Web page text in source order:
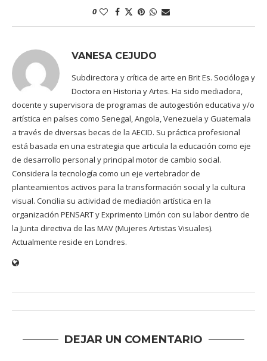
0
VANESA CEJUDO
Subdirectora y crítica de arte en Brit Es. Socióloga y
Doctora en Historia y Artes. Ha sido mediadora,
docente y supervisora de programas de autogestión educativa y/o
artística en países como Senegal, Angola, Venezuela y Guatemala
a través de diversas becas de la AECID. Su práctica profesional
está basada en una estrategia que articula la educación como eje
de desarrollo personal y principal motor de cambio social.
Considera la tecnología como un eje vertebrador de
planteamientos activos para la transformación social y la cultura
visual. Concilia su actividad de mediación artística en la
organización PENSART y Exprimento Limón con su labor dentro de
la Junta directiva de las MAV (Mujeres Artistas Visuales).
Actualmente reside en Londres.
DEJAR UN COMENTARIO